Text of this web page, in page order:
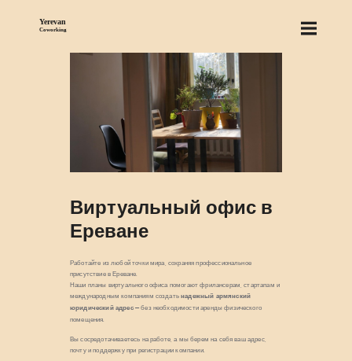
СЕРВИСЫ
ЦЕНЫ
БЛОГ
НАЙТИ НАС
Виртуальный офис в
Ереване
Работайте из любой точки мира, сохраняя профессиональное
присутствие в Ереване.
Наши планы виртуального офиса помогают фрилансерам, стартапам и
международным компаниям создатьнадежный армянский
юридический адрес — без необходимости аренды физического
помещения.
Вы сосредотачиваетесь на работе, а мы берем на себя ваш адрес,
почту и поддержку при регистрации компании.